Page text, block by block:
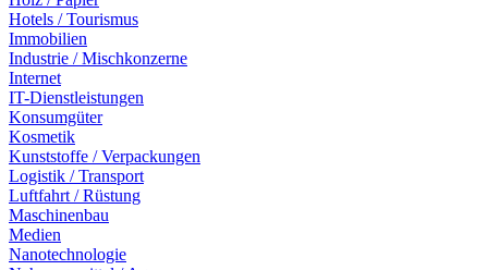
Hotels / Tourismus
Immobilien
Industrie / Mischkonzerne
Internet
IT-Dienstleistungen
Konsumgüter
Kosmetik
Kunststoffe / Verpackungen
Logistik / Transport
Luftfahrt / Rüstung
Maschinenbau
Medien
Nanotechnologie